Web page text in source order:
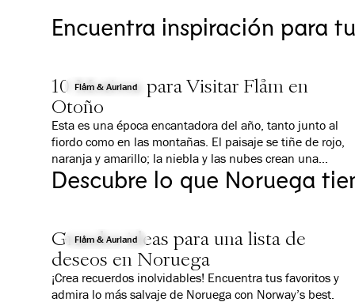
Encuentra inspiración para
Flåm & Aurland
10 Motivos para Visitar Flåm en
Otoño
Esta es una época encantadora del año, tanto junto al
fiordo como en las montañas. El paisaje se tiñe de rojo,
naranja y amarillo; la niebla y las nubes crean una
atmósfera mágica; y todo es un poco más tranquilo que
verano. Te damos 10 buenas razones por las que
interesado en actividades al aire libre o seas más del tipo
cultural.
Descubre lo que Noruega
Flåm & Aurland
Grandes ideas para una lista de
deseos en Noruega
¡Crea recuerdos inolvidables! Encuentra tus favoritos y
admira lo más salvaje de Noruega con Norway’s best.